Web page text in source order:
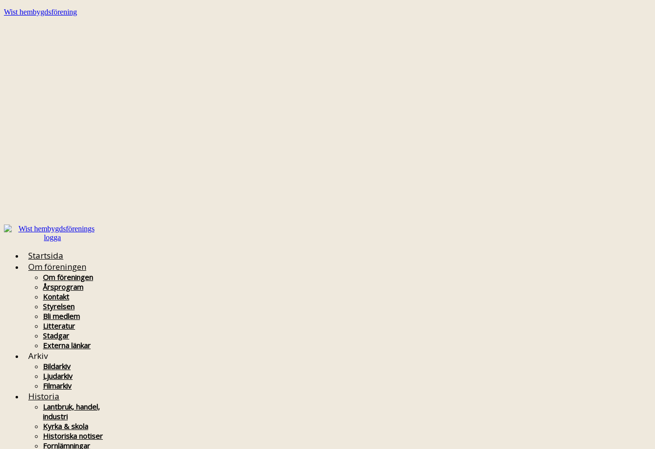
Wist hembygdsförening
Startsida
Om föreningen
Om föreningen
Årsprogram
Kontakt
Styrelsen
Bli medlem
Litteratur
Stadgar
Externa länkar
Arkiv
Bildarkiv
Ljudarkiv
Filmarkiv
Historia
Lantbruk, handel,
industri
Kyrka & skola
Historiska notiser
Fornlämningar